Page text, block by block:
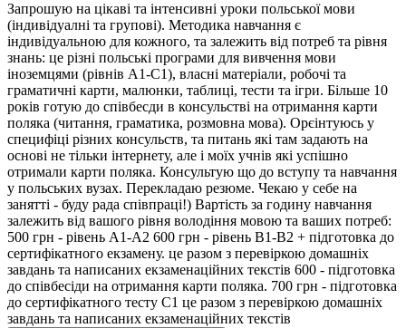
Запрошую на цікаві та інтенсивні уроки польської мови
(індивідуалні та групові). Методика навчання є
індивідуальною для кожного, та залежить від потреб та рівня
знань: це різні польські програми для вивчення мови
іноземцями (рівнів А1-С1), власні матеріали, робочі та
граматичні карти, малюнки, таблиці, тести та ігри. Більше 10
років готую до співбесди в консульстві на отримання карти
поляка (читання, граматика, розмовна мова). Орєінтуюсь у
специфіці різних консульств, та питань які там задають на
основі не тільки інтернету, але і моїх учнів які успішно
отримали карти поляка. Консультую що до вступу та навчання
у польських вузах. Перекладаю резюме. Чекаю у себе на
занятті - буду рада співпраці!) Вартість за годину навчання
залежить від вашого рівня володіння мовою та ваших потреб:
500 грн - рівень А1-А2 600 грн - рівень В1-В2 + підготовка до
сертифікатного екзамену. це разом з перевіркою домашніх
завдань та написаних екзаменаційних текстів 600 - підготовка
до співбесіди на отримання карти поляка. 700 грн - підготовка
до сертифікатного тесту С1 це разом з перевіркою домашніх
завдань та написаних екзаменаційних текстів